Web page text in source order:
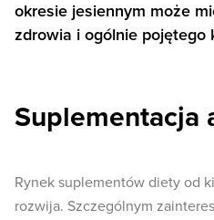
okresie jesiennym może
zdrowia i ogólnie pojętego
Suplementacja
Rynek suplementów diety od
rozwija. Szczególnym